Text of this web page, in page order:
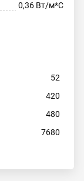
0,36 Вт/м*С
52
420
480
7680